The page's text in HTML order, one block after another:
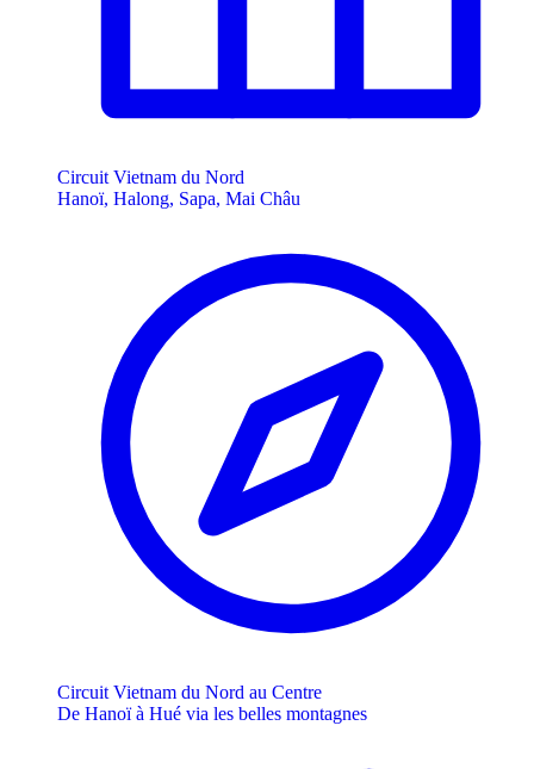
Circuit Vietnam du Nord
Hanoï, Halong, Sapa, Mai Châu
Circuit Vietnam du Nord au Centre
De Hanoï à Hué via les belles montagnes